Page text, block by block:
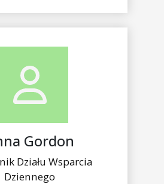
Gordon
Działu Wsparcia
Dziennego